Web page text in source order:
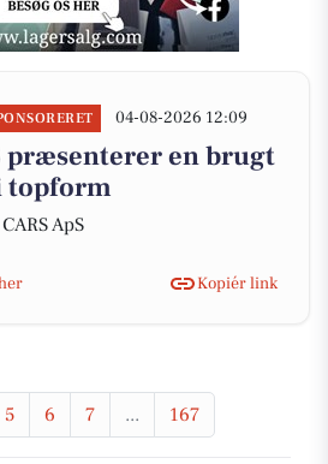
04-08-2026 12:09
præsenterer en brugt
topform
ApS
Kopiér link
5 6 7 ... 167